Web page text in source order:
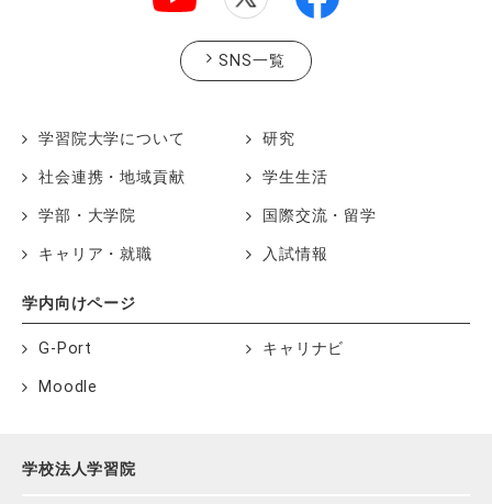
SNS一覧
学習院大学について 研究
社会連携・地域貢献 学生生活
学部・大学院 国際交流・留学
キャリア・就職 入試情報
学内向けページ
G-Port キャリナビ
Moodle
学校法人学習院